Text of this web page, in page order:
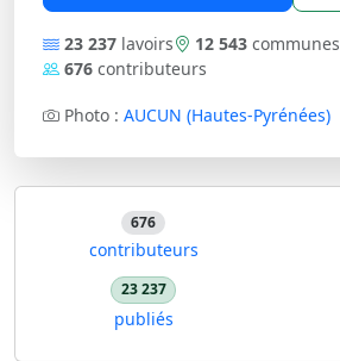
23 237 lavoirs 12 543 communes
676 contributeurs
Photo : AUCUN (Hautes-Pyrénées)
676
contributeurs
23 237
publiés